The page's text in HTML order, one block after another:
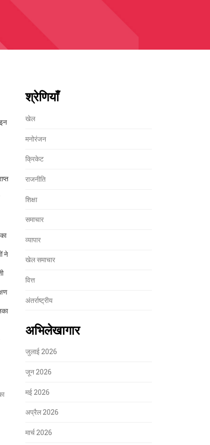
ने
श्रेणियाँ
खेल
मनोरंजन
क्रिकेट
राजनीति
शिक्षा
समाचार
व्यापार
खेल समाचार
वित्त
अंतर्राष्ट्रीय
अभिलेखागार
जुलाई 2026
जून 2026
मई 2026
अप्रैल 2026
मार्च 2026